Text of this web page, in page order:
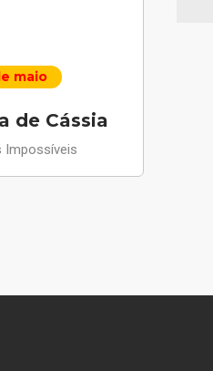
maio
de Cássia
Impossíveis